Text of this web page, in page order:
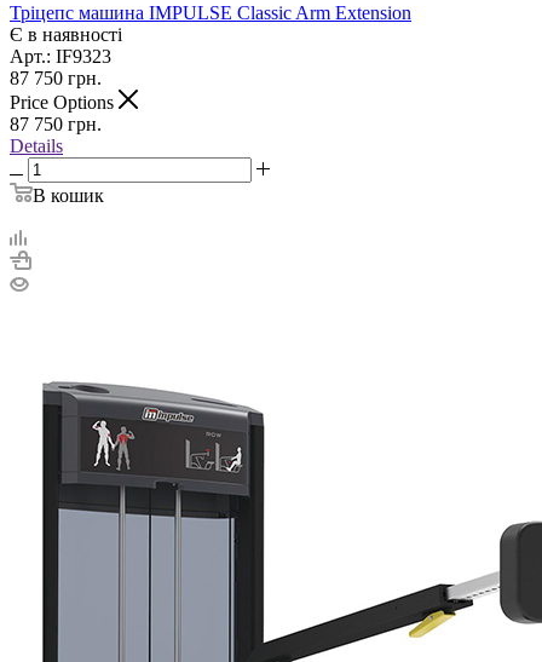
Тріцепс машина IMPULSE Classic Arm Extension
Є в наявності
Арт.: IF9323
87 750 грн.
Price Options
87 750 грн.
Details
В кошик